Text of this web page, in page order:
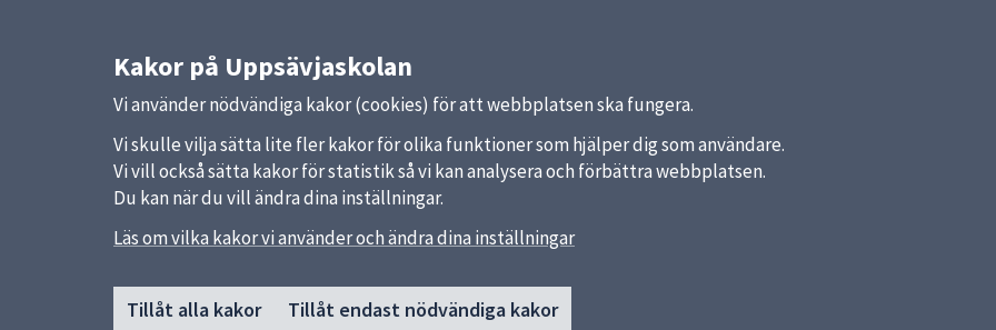
Kakor på Uppsävjaskolan
Vi använder nödvändiga kakor (cookies) för att webbplatsen ska fungera.
Vi skulle vilja sätta lite fler kakor för olika funktioner som hjälper dig som användare.
Vi vill också sätta kakor för statistik så vi kan analysera och förbättra webbplatsen.
Du kan när du vill ändra dina inställningar.
Läs om vilka kakor vi använder och ändra dina inställningar
Tillåt alla kakor Tillåt endast nödvändiga kakor
SidfotHuvudmeny
Start
Snabblänkar
Uppsala kommun